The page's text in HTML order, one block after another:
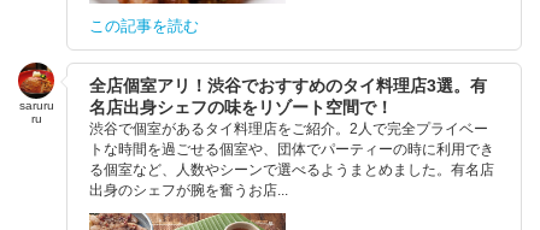
この記事を読む
saruru
ru
全店個室アリ！渋谷でおすすめのタイ料理店3選。有
名店出身シェフの味をリゾート空間で！
渋谷で個室があるタイ料理店をご紹介。2人で完全プライベー
トな時間を過ごせる個室や、団体でパーティーの時に利用でき
る個室など、人数やシーンで選べるようまとめました。有名店
出身のシェフが腕を奮うお店...